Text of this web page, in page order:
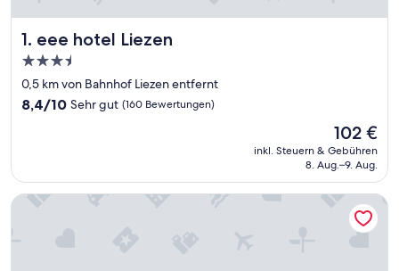
1. eee hotel Liezen
eee hotel Liezen
3.5-
Sterne-
Unterkunft
0,5 km von Bahnhof Liezen entfernt
8.4
(160
Bewertungen)
8,4/10 Sehr gut (160 Bewertungen)
Der
Preis
beträgt
102 €
inkl. Steuern & Gebühren
8. Aug.–9. Aug.
IMLAUER Hotel Schloss Pichlarn